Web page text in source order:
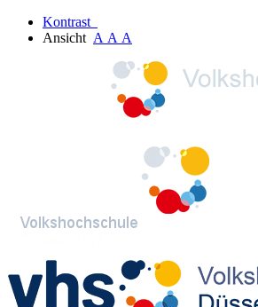
Kontrast
Ansicht A A A